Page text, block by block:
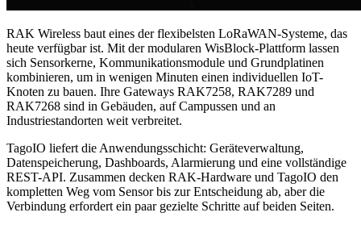
RAK Wireless baut eines der flexibelsten LoRaWAN-Systeme, das
heute verfügbar ist. Mit der modularen WisBlock-Plattform lassen
sich Sensorkerne, Kommunikationsmodule und Grundplatinen
kombinieren, um in wenigen Minuten einen individuellen IoT-
Knoten zu bauen. Ihre Gateways RAK7258, RAK7289 und
RAK7268 sind in Gebäuden, auf Campussen und an
Industriestandorten weit verbreitet.
TagoIO liefert die Anwendungsschicht: Geräteverwaltung,
Datenspeicherung, Dashboards, Alarmierung und eine vollständige
REST-API. Zusammen decken RAK-Hardware und TagoIO den
kompletten Weg vom Sensor bis zur Entscheidung ab, aber die
Verbindung erfordert ein paar gezielte Schritte auf beiden Seiten.